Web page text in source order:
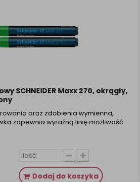
SCHNEIDER Maxx 270, okrągły,
oraz zdobienia wymienna,
zapewnia wyraźną linię możliwość
Dodaj do koszyka